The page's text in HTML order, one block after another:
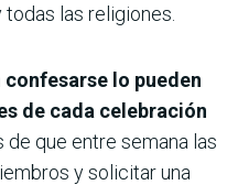
las religiones.
lo pueden
de cada celebración
de que entre semana las
y solicitar una